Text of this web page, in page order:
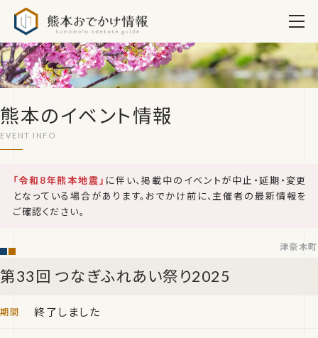
熊本のイベント情報
「令和8年熊本地震」 に伴い、掲載中のイベントが中止・延期・変更
となっている場合があります。おでかけ前に、主催者の最新情報を
ご確認ください。
第33回 つなぎふれあい祭り2025
津奈木町
終了しました